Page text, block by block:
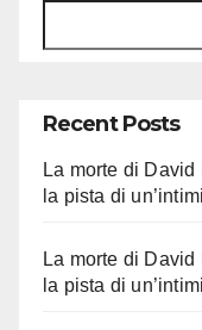
Recent Posts
La morte di
la pista di
La morte di
la pista di